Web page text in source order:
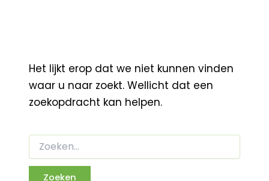
Het lijkt erop dat we niet kunnen vinden
waar u naar zoekt. Wellicht dat een
zoekopdracht kan helpen.